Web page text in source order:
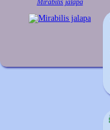
Mirabilis jalapa